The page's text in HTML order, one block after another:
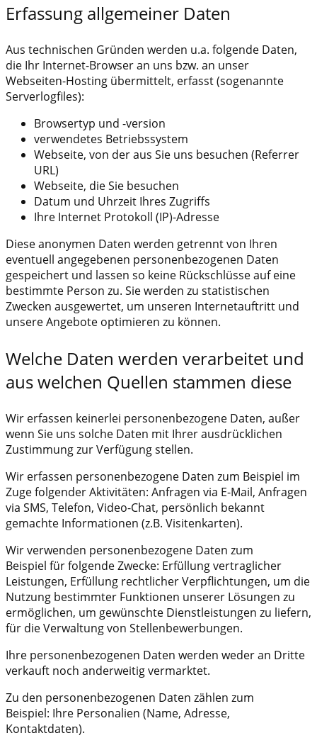
Erfassung allgemeiner Daten
Aus technischen Gründen werden u.a. folgende Daten,
die Ihr Internet-Browser an uns bzw. an unser
Webseiten-Hosting übermittelt, erfasst (sogenannte
Serverlogfiles):
Browsertyp und -version
verwendetes Betriebssystem
Webseite, von der aus Sie uns besuchen (Referrer
URL)
Webseite, die Sie besuchen
Datum und Uhrzeit Ihres Zugriffs
Ihre Internet Protokoll (IP)-Adresse
Diese anonymen Daten werden getrennt von Ihren
eventuell angegebenen personenbezogenen Daten
gespeichert und lassen so keine Rückschlüsse auf eine
bestimmte Person zu. Sie werden zu statistischen
Zwecken ausgewertet, um unseren Internetauftritt und
unsere Angebote optimieren zu können.
Welche Daten werden verarbeitet und
aus welchen Quellen stammen diese
Wir erfassen keinerlei personenbezogene Daten, außer
wenn Sie uns solche Daten mit Ihrer ausdrücklichen
Zustimmung zur Verfügung stellen.
Wir erfassen personenbezogene Daten zum Beispiel im
Zuge folgender Aktivitäten: Anfragen via E-Mail, Anfragen
via SMS, Telefon, Video-Chat, persönlich bekannt
gemachte Informationen (z.B. Visitenkarten).
Wir verwenden personenbezogene Daten zum
Beispiel für folgende Zwecke: Erfüllung vertraglicher
Leistungen, Erfüllung rechtlicher Verpflichtungen, um die
Nutzung bestimmter Funktionen unserer Lösungen zu
ermöglichen, um gewünschte Dienstleistungen zu liefern,
für die Verwaltung von Stellenbewerbungen.
Ihre personenbezogenen Daten werden weder an Dritte
verkauft noch anderweitig vermarktet.
Zu den personenbezogenen Daten zählen zum
Beispiel: Ihre Personalien (Name, Adresse,
Kontaktdaten).